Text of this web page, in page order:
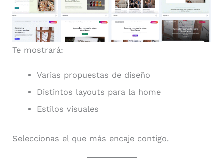
Te mostrará:
Varias propuestas de diseño
Distintos layouts para la home
Estilos visuales
Seleccionas el que más encaje contigo.